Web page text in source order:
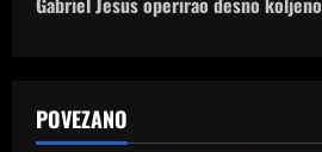
a
POVEZANO